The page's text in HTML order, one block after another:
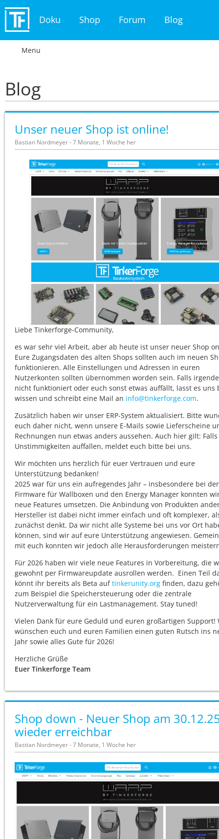
Doku Shop Forum Blog
Menu
Blog
Unser neuer Shop ist online!
Bastian Nordmeyer - 7 Monate, 1 Woche her
Liebe Tinkerforge-Community,
es war sehr viel Arbeit, aber ab heute ist unser neuer Shop
Eure Zugangsdaten des alten Shops sollten auch im neuen
funktionieren. Alle Einstellungen und Adressen in euren
Nutzerkonten sollten übernommen worden sein. Falls
nicht funktioniert oder euch sonst etwas auffällt, lasst es uns
wissen und schreibt eine Mail an info@tinkerforge.com.
Zusätzlich haben wir unser ERP-System aktualisiert. Bitte
euch daher nicht, wenn unsere E-Mails sowie Lieferscheine
Rechnungen nun etwas anders aussehen. Auch hier gilt:
Unstimmigkeiten auffallen, meldet euch bitte bei uns.
Wir möchten uns herzlich für euer Vertrauen und eure
Unterstützung bedanken!
2025 war für uns ein aufregendes Jahr – insbesondere bei der
Firmware für Wallboxen und den Energy Manager konnten
neue Features umsetzen. Die Anbindung von Produkten
Hersteller ist dabei nicht immer einfach und oft komplexer,
zunächst denkt. Da wir nicht alle Systeme bei uns vor Ort
können, sind wir auf eure Unterstützung angewiesen.
mit euch konnten wir jedoch alle Herausforderungen
Für 2026 haben wir viele neue Features in Vorbereitung, die
gewohnt per Firmwareupdate ausrollen werden. Einen Teil
könnt ihr bereits als Beta auftinkerunity.org finden, dazu
zum Beispiel die Speichersteuerung oder die zentrale
Nutzerverwaltung für ein Lastmanagement. Stay tuned!
Vielen Dank für eure Geduld und euren großartigen Support!
wünschen euch und euren Familien einen guten Rutsch ins
Jahr sowie alles Gute für 2026!
Herzliche Grüße
Euer Tinkerforge Team
Shop down - Neuer Shop am
wieder erreichbar
Bastian Nordmeyer - 7 Monate, 1 Woche her